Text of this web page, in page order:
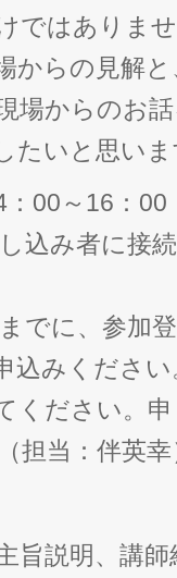
ではありま
からの見解
場からのお
たいと思い
00～16：00
込み者に接
でに、参加
込みくださ
ください。
担当：伴英幸
旨説明、講師